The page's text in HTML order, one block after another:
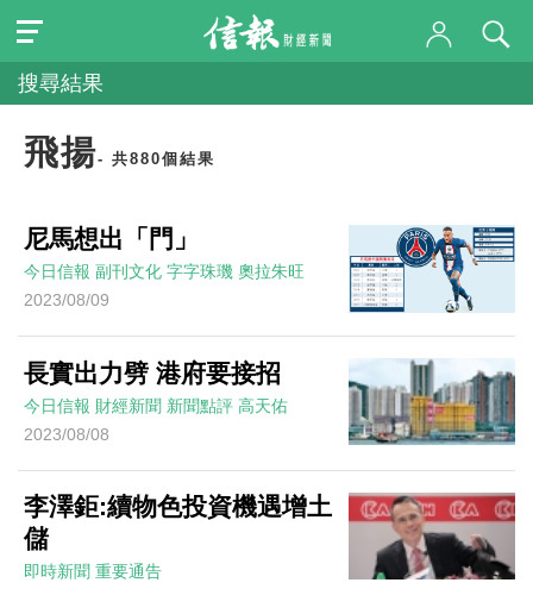
搜尋結果
飛揚- 共880個結果
尼馬想出「門」
今日信報 副刊文化 字字珠璣 奧拉朱旺
2023/08/09
長實出力劈 港府要接招
今日信報 財經新聞 新聞點評 高天佑
2023/08/08
李澤鉅:續物色投資機遇增土
儲
即時新聞 重要通告